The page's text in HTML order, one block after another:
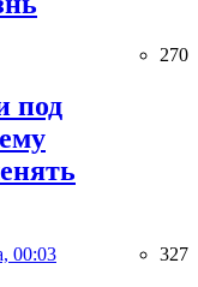
270
под
00:03 327